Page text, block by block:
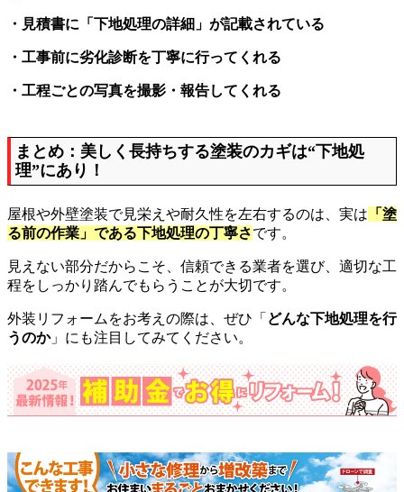
・見積書に「下地処理の詳細」が記載されている
・工事前に劣化診断を丁寧に行ってくれる
・工程ごとの写真を撮影・報告してくれる
まとめ：美しく長持ちする塗装のカギは“下地処
理”にあり！
屋根や外壁塗装で見栄えや耐久性を左右するのは、実は 「塗
る前の作業」である下地処理の丁寧さです。
見えない部分だからこそ、信頼できる業者を選び、適切な工
程をしっかり踏んでもらうことが大切です。
外装リフォームをお考えの際は、ぜひ「 どんな下地処理を行
うのか」にも注目してみてください。